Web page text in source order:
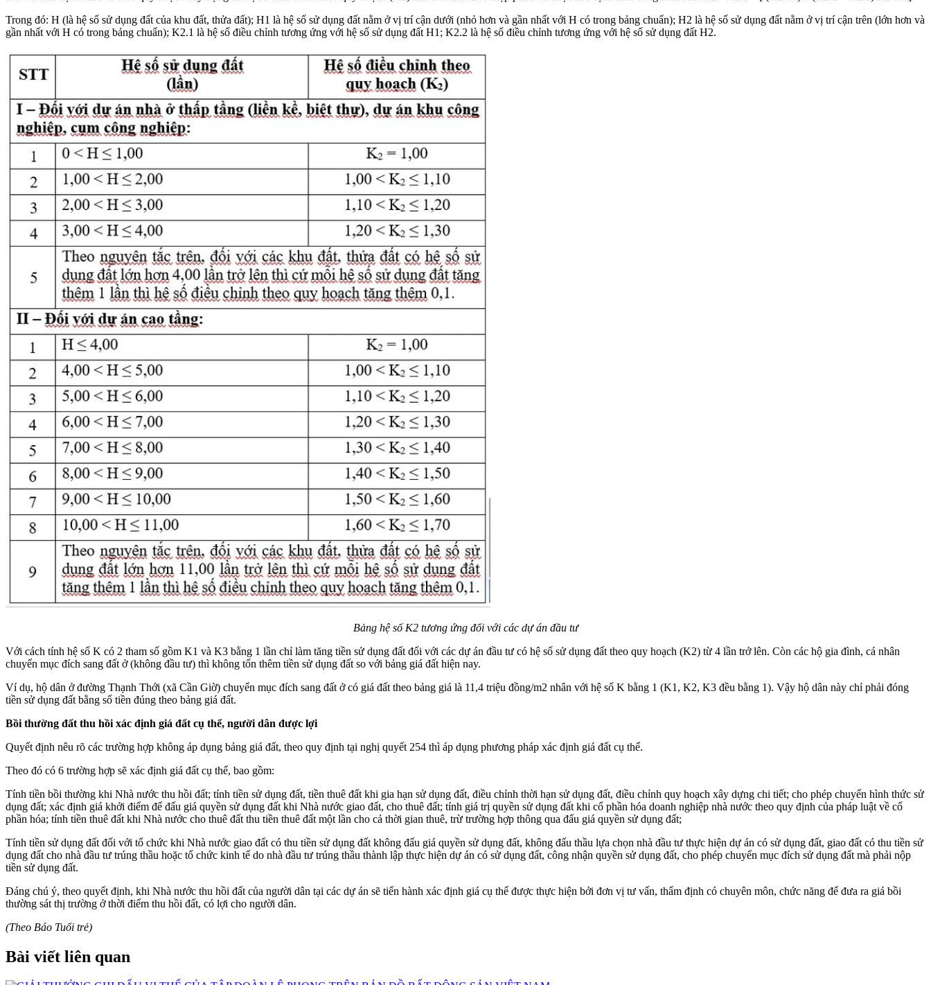
Trong đó: H (là hệ số sử dụng đất của khu đất, thửa đất); H1 là hệ số sử dụng đất nằm ở vị trí cận dưới (nhỏ hơn và gần nhất với H có trong bảng chuẩn); H2 là hệ số sử dụng đất nằm ở vị trí cận trên (lớn hơn và
gần nhất với H có trong bảng chuẩn); K2.1 là hệ số điều chỉnh tương ứng với hệ số sử dụng đất H1; K2.2 là hệ số điều chỉnh tương ứng với hệ số sử dụng đất H2.
Bảng hệ số K2 tương ứng đối với các dự án đầu tư
Với cách tính hệ số K có 2 tham số gồm K1 và K3 bằng 1 lần chỉ làm tăng tiền sử dụng đất đối với các dự án đầu tư có hệ số sử dụng đất theo quy hoạch (K2) từ 4 lần trở lên. Còn các hộ gia đình, cá nhân
chuyển mục đích sang đất ở (không đầu tư) thì không tốn thêm tiền sử dụng đất so với bảng giá đất hiện nay.
Ví dụ, hộ dân ở đường Thạnh Thới (xã Cần Giờ) chuyển mục đích sang đất ở có giá đất theo bảng giá là 11,4 triệu đồng/m2 nhân với hệ số K bằng 1 (K1, K2, K3 đều bằng 1). Vậy hộ dân này chỉ phải đóng
tiền sử dụng đất bằng số tiền đúng theo bảng giá đất.
Bồi thường đất thu hồi xác định giá đất cụ thể, người dân được lợi
Quyết định nêu rõ các trường hợp không áp dụng bảng giá đất, theo quy định tại nghị quyết 254 thì áp dụng phương pháp xác định giá đất cụ thể.
Theo đó có 6 trường hợp sẽ xác định giá đất cụ thể, bao gồm:
Tính tiền bồi thường khi Nhà nước thu hồi đất; tính tiền sử dụng đất, tiền thuê đất khi gia hạn sử dụng đất, điều chỉnh thời hạn sử dụng đất, điều chỉnh quy hoạch xây dựng chi tiết; cho phép chuyển hình thức sử
dụng đất; xác định giá khởi điểm để đấu giá quyền sử dụng đất khi Nhà nước giao đất, cho thuê đất; tính giá trị quyền sử dụng đất khi cổ phần hóa doanh nghiệp nhà nước theo quy định của pháp luật về cổ
phần hóa; tính tiền thuê đất khi Nhà nước cho thuê đất thu tiền thuê đất một lần cho cả thời gian thuê, trừ trường hợp thông qua đấu giá quyền sử dụng đất;
Tính tiền sử dụng đất đối với tổ chức khi Nhà nước giao đất có thu tiền sử dụng đất không đấu giá quyền sử dụng đất, không đấu thầu lựa chọn nhà đầu tư thực hiện dự án có sử dụng đất, giao đất có thu tiền sử
dụng đất cho nhà đầu tư trúng thầu hoặc tổ chức kinh tế do nhà đầu tư trúng thầu thành lập thực hiện dự án có sử dụng đất, công nhận quyền sử dụng đất, cho phép chuyển mục đích sử dụng đất mà phải nộp
tiền sử dụng đất.
Đáng chú ý, theo quyết định, khi Nhà nước thu hồi đất của người dân tại các dự án sẽ tiến hành xác định giá cụ thể được thực hiện bởi đơn vị tư vấn, thẩm định có chuyên môn, chức năng để đưa ra giá bồi
thường sát thị trường ở thời điểm thu hồi đất, có lợi cho người dân.
(Theo Báo Tuổi trẻ)
Bài viết liên quan